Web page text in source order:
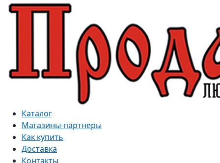
Каталог
Магазины-партнеры
Как купить
Доставка
Контакты